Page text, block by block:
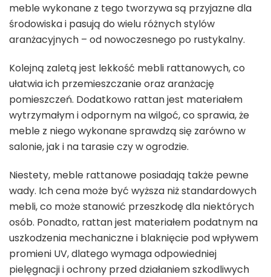
meble wykonane z tego tworzywa są przyjazne dla
środowiska i pasują do wielu różnych stylów
aranżacyjnych – od nowoczesnego po rustykalny.
Kolejną zaletą jest lekkość mebli rattanowych, co
ułatwia ich przemieszczanie oraz aranżację
pomieszczeń. Dodatkowo rattan jest materiałem
wytrzymałym i odpornym na wilgoć, co sprawia, że
meble z niego wykonane sprawdzą się zarówno w
salonie, jak i na tarasie czy w ogrodzie.
Niestety, meble rattanowe posiadają także pewne
wady. Ich cena może być wyższa niż standardowych
mebli, co może stanowić przeszkodę dla niektórych
osób. Ponadto, rattan jest materiałem podatnym na
uszkodzenia mechaniczne i blaknięcie pod wpływem
promieni UV, dlatego wymaga odpowiedniej
pielęgnacji i ochrony przed działaniem szkodliwych